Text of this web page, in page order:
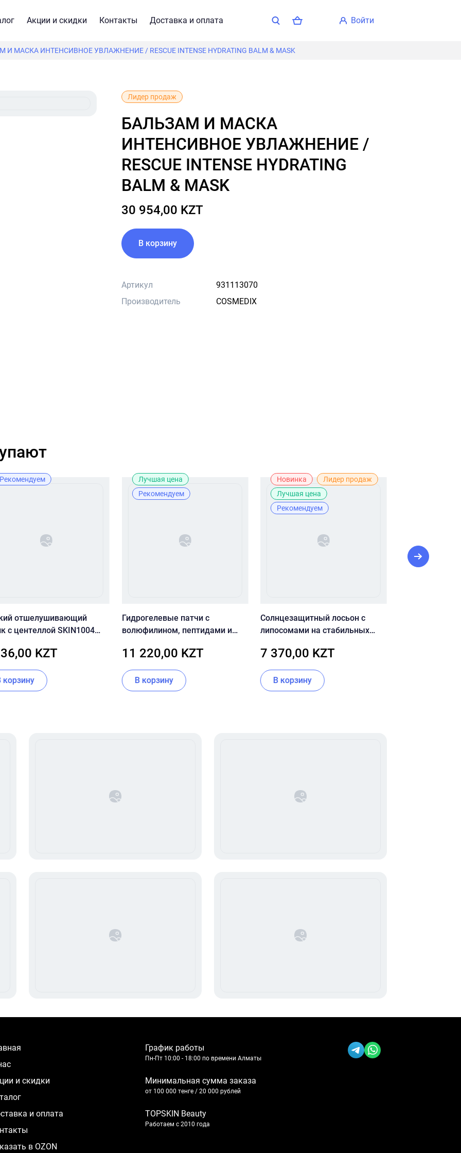
Акции и скидки Контакты Доставка и оплата войти
И МАСКА ИНТЕНСИВНОЕ УВЛАЖНЕНИЕ / RESCUE INTENSE HYDRATING BALM & MASK
Лидер продаж
БАЛЬЗАМ И МАСКА
ИНТЕНСИВНОЕ УВЛАЖНЕНИЕ /
RESCUE INTENSE HYDRATING
BALM & MASK
30 954,00 KZT
В корзину
Артикул
931113070
Производитель
COSMEDIX
Рекомендуем
отшелушивающий
с центеллой SKIN1004
KZT
В корзину
Лучшая цена
Рекомендуем
Гидрогелевые патчи с
волюфилином, пептидами и
U Hydro Gel Eye Patch
11 220,00 KZT
В корзину
Новинка
Лидер продаж
Лучшая цена
Рекомендуем
Солнцезащитный лосьон с
липосомами на стабильных
Blemish Sun Lotion SPF50+
PA++++ 60 мл
7 370,00 KZT
В корзину
нас
и скидки
и оплата
в OZON
График работы
Пн-Пт 10:00 - 18:00 по времени Алматы
Минимальная сумма заказа
от 100 000 тенге / 20 000 рублей
TOPSKIN Beauty
Работаем с 2010 года